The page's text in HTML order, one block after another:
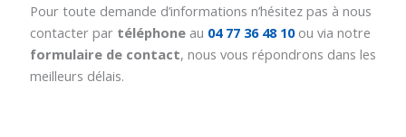
Pour toute demande d’informations n’hésitez pas à nous
contacter par téléphoneau 04 77 36 48 10 ou via notre
formulaire de contact, nous vous répondrons dans les
meilleurs délais.